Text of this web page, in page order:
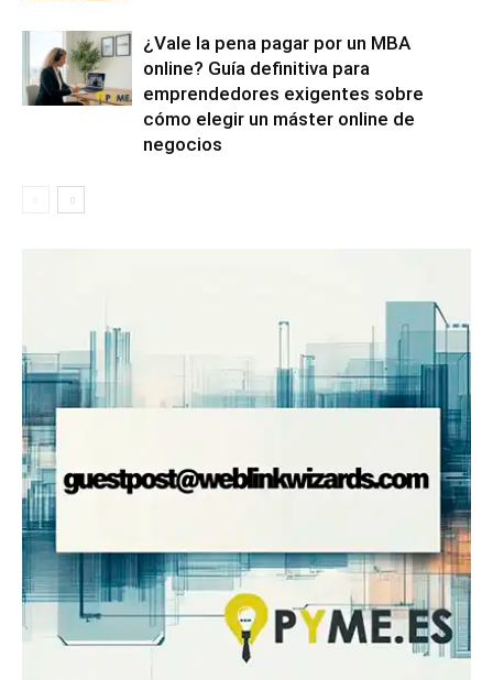
¿Vale la pena pagar por un MBA
online? Guía definitiva para
emprendedores exigentes sobre
cómo elegir un máster online de
negocios